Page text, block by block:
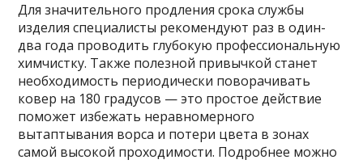
Для значительного продления срока службы
изделия специалисты рекомендуют раз в один-
два года проводить глубокую профессиональную
химчистку. Также полезной привычкой станет
необходимость периодически поворачивать
ковер на 180 градусов — это простое действие
поможет избежать неравномерного
вытаптывания ворса и потери цвета в зонах
самой высокой проходимости. Подробнее можно